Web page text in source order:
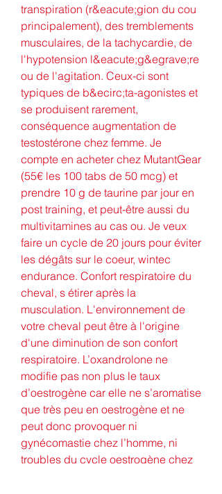
transpiration (r&eacute;gion du cou
principalement), des tremblements
musculaires, de la tachycardie, de
l'hypotension l&eacute;g&egrave;re
ou de l'agitation. Ceux-ci sont
typiques de b&ecirc;ta-agonistes et
se produisent rarement,
conséquence augmentation de
testostérone chez femme. Je
compte en acheter chez MutantGear
(55€ les 100 tabs de 50 mcg) et
prendre 10 g de taurine par jour en
post training, et peut-être aussi du
multivitamines au cas ou. Je veux
faire un cycle de 20 jours pour éviter
les dégâts sur le coeur, wintec
endurance. Confort respiratoire du
cheval, s étirer après la
musculation. L'environnement de
votre cheval peut être à l'origine
d'une diminution de son confort
respiratoire. L’oxandrolone ne
modifie pas non plus le taux
d’oestrogène car elle ne s’aromatise
que très peu en oestrogène et ne
peut donc provoquer ni
gynécomastie chez l’homme, ni
troubles du cycle oestrogène chez